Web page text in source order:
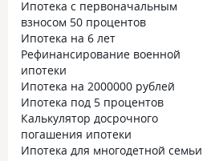
Ипотека с первоначальным
взносом 50 процентов
Ипотека на 6 лет
Рефинансирование военной
ипотеки
Ипотека на 2000000 рублей
Ипотека под 5 процентов
Калькулятор досрочного
погашения ипотеки
Ипотека для многодетной семьи